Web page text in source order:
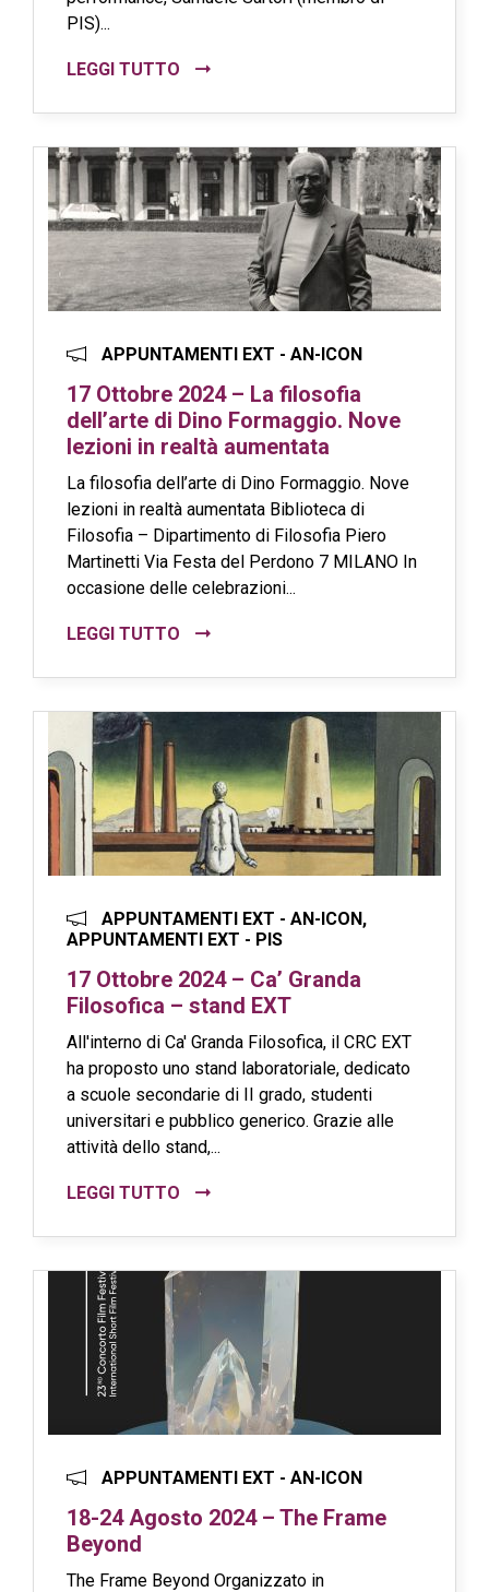
PIS)...
LEGGI TUTTO
APPUNTAMENTI EXT - AN-ICON
17 Ottobre 2024 – La filosofia
dell’arte di Dino Formaggio. Nove
lezioni in realtà aumentata
La filosofia dell’arte di Dino Formaggio. Nove
lezioni in realtà aumentata Biblioteca di
Filosofia – Dipartimento di Filosofia Piero
Martinetti Via Festa del Perdono 7 MILANO In
occasione delle celebrazioni...
LEGGI TUTTO
APPUNTAMENTI EXT - AN-ICON,
APPUNTAMENTI EXT - PIS
17 Ottobre 2024 – Ca’ Granda
Filosofica – stand EXT
All'interno di Ca' Granda Filosofica, il CRC EXT
ha proposto uno stand laboratoriale, dedicato
a scuole secondarie di II grado, studenti
universitari e pubblico generico. Grazie alle
attività dello stand,...
LEGGI TUTTO
APPUNTAMENTI EXT - AN-ICON
18-24 Agosto 2024 – The Frame
Beyond
The Frame Beyond Organizzato in